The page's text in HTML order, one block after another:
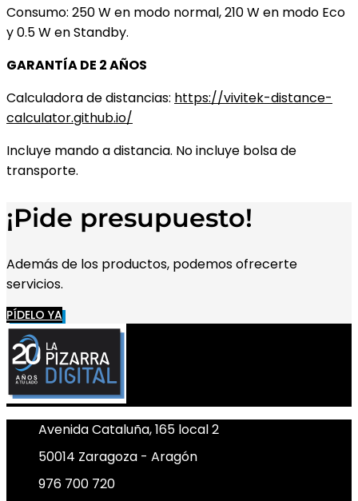
Consumo: 250 W en modo normal, 210 W en modo Eco
y 0.5 W en Standby.
GARANTÍA DE 2 AÑOS
Calculadora de distancias: https://vivitek-distance-
calculator.github.io/
Incluye mando a distancia. No incluye bolsa de
transporte.
¡Pide presupuesto!
Además de los productos, podemos ofrecerte
servicios.
PÍDELO YA
Avenida Cataluña, 165 local 2
50014 Zaragoza - Aragón
976 700 720